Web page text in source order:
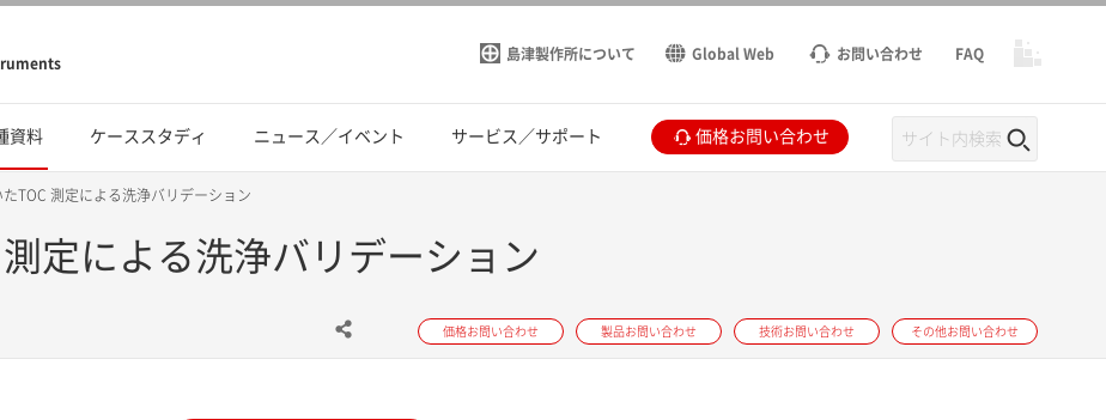
島津製作所について Global Web お問い合わせ FAQ
資料 ケーススタディ ニュース／イベント サービス／サポート 価格お問い合わせ
たTOC 測定による洗浄バリデーション
定による洗浄バリデーション
価格お問い合わせ 製品お問い合わせ 技術お問い合わせ その他お問い合わせ